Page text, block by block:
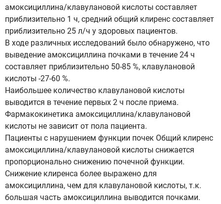
амоксициллина/клавулановой кислоты составляет
приблизительно 1 ч, средний общий клиренс составляет
приблизительно 25 л/ч у здоровых пациентов.
В ходе различных исследований было обнаружено, что
выведение амоксициллина почками в течение 24 ч
составляет приблизительно 50-85 %, клавулановой
кислоты -27-60 %.
Наибольшее количество клавулановой кислоты
выводится в течение первых 2 ч после приема.
Фармакокинетика амоксициллина/клавулановой
кислоты не зависит от пола пациента.
Пациенты с нарушением функции почек Общий клиренс
амоксициллина/клавулановой кислоты снижается
пропорционально снижению почечной функции.
Снижение клиренса более выражено для
амоксициллина, чем для клавулановой кислоты, т.к.
большая часть амоксициллина выводится почками.